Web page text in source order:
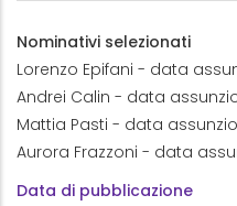
Nominativi selezionati
Lorenzo Epifani - data
Andrei Calin - data
Mattia Pasti - data
Aurora Frazzoni - data
Data di pubblicazione